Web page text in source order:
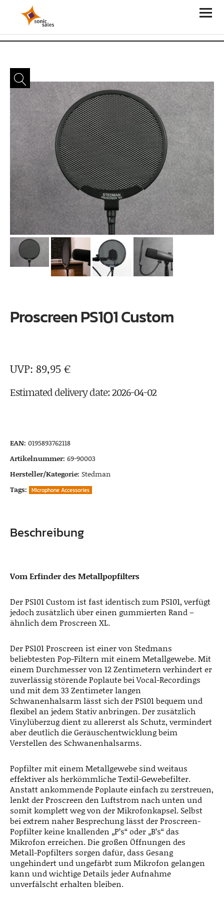
Sonic Sales
Proscreen PS101 Custom
89,95€
Estimated delivery date: 2026-04-02
EAN: 0195893762118
Artikelnummer: 69-90003
Hersteller/Kategorie: Stedman
Tags:
Microphone Accessories
Beschreibung
Vom Erfinder des Metallpopfilters
Der PS101 Custom ist fast identisch zum PS101, verfügt
jedoch zusätzlich über einen gummierten Rand –
ähnlich dem Proscreen XL.
Der PS101 Proscreen ist einer von Stedmans
beliebtesten Pop-Filtern mit einem Metallgewebe. Mit
einem Durchmesser von 12 Zentimetern verhindert er
zuverlässig störende Poplaute bei Vocal-Recordings
und mit dem 33 Zentimeter langen
Schwanenhalsarm lässt sich der PS101 bequem und
flexibel an jedem Stativ anbringen. Der zusätzlich
Vinylüberzug dient zu allererst als Schutz, vermindert
aber deutlich die Geräuschentwicklung beim
Verstellen des Schwanenhalsarms.
Popfilter mit einem Metallgewebe sind weitaus
effektiver als herkömmliche Textil-Gewebefilter.
Anstatt ankommende Poplaute einfach zu zerstreuen,
lenkt der Proscreen den Luftstrom nach unten und
somit komplett weg von der Mikrofonkapsel. Selbst
bei extrem naher Besprechung lässt der Proscreen-
Popfilter keine knallenden „P’s“ oder „B’s“ das
Mikrofon erreichen. Die großen Öffnungen des
Metall-Popfilters sorgen dafür, dass Gesang
ungehindert und ungefärbt zum Mikrofon gelangen
kann und wichtige Details jeder Aufnahme
unverfälscht erhalten bleiben.